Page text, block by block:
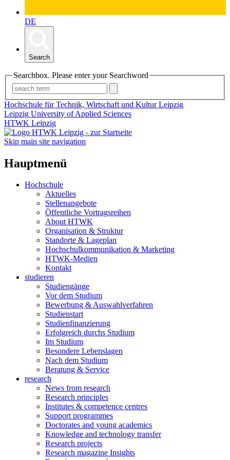
DE
Search
Searchbox. Please enter your Searchword
Hochschule für Technik, Wirtschaft und Kultur Leipzig
Leipzig University of Applied Sciences
HTWK Leipzig
Skip main site navigation
Hauptmenü
Hochschule
Aktuelles
Stellenangebote
Öffentliche Vortragsreihen
About HTWK
Organisation & Struktur
Standorte & Lageplan
Hochschulkommunikation & Marketing
HTWK-Medien
Kontakt
studieren
Studiengänge
Vor dem Studium
Bewerbung & Auswahlverfahren
Studienstart
Studienfinanzierung
Erfolgreich durchs Studium
Im Studium
Besondere Lebenslagen
Nach dem Studium
Beratung & Service
research
News from research
Research principles
Institutes & competence centres
Support programmes
Doctorates and young academics
Knowledge and technology transfer
Research projects
Research magazine Insights